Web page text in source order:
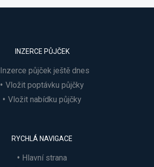
INZERCE PŮJČEK
Inzerce půjček ještě dnes
Vložit poptávku půjčky
Vložit nabídku půjčky
RYCHLÁ NAVIGACE
Hlavní strana